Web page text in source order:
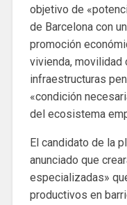
objetivo de
de Barcelona con
promoción
vivienda, movilidad
infraestructuras
«condición
del ecosistema
El candidato de la
anunciado que
especializadas»
productivos en